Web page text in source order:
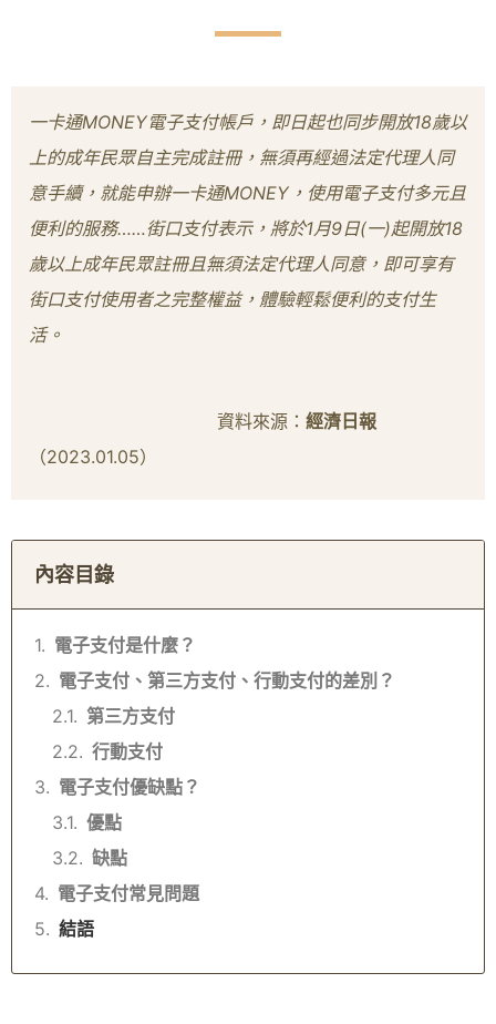
一卡通MONEY電子支付帳戶，即日起也同步開放18歲以
上的成年民眾自主完成註冊，無須再經過法定代理人同
意手續，就能申辦一卡通MONEY，使用電子支付多元且
便利的服務……街口支付表示，將於1月9日(一)起開放18
歲以上成年民眾註冊且無須法定代理人同意，即可享有
街口支付使用者之完整權益，體驗輕鬆便利的支付生
活。
資料來源： 經濟日報
（2023.01.05）
內容目錄
電子支付是什麼？
電子支付、第三方支付、行動支付的差別？
第三方支付
行動支付
電子支付優缺點？
優點
缺點
電子支付常見問題
結語